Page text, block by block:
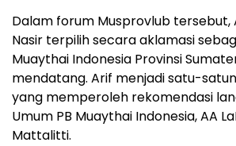
Dalam forum Musprovlub tersebut,
Nasir terpilih secara aklamasi
Muaythai Indonesia Provinsi
mendatang. Arif menjadi satu-
yang memperoleh rekomendasi
Umum PB Muaythai Indonesia, AA
Mattalitti.